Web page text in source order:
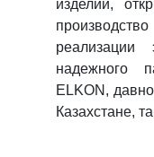
изделий,
реализации
надежного
ELKON,
Казахстане,